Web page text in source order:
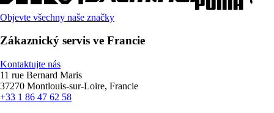
Objevte všechny naše značky
Zákaznický servis ve Francie
Kontaktujte nás
11 rue Bernard Maris
37270 Montlouis-sur-Loire, Francie
+33 1 86 47 62 58